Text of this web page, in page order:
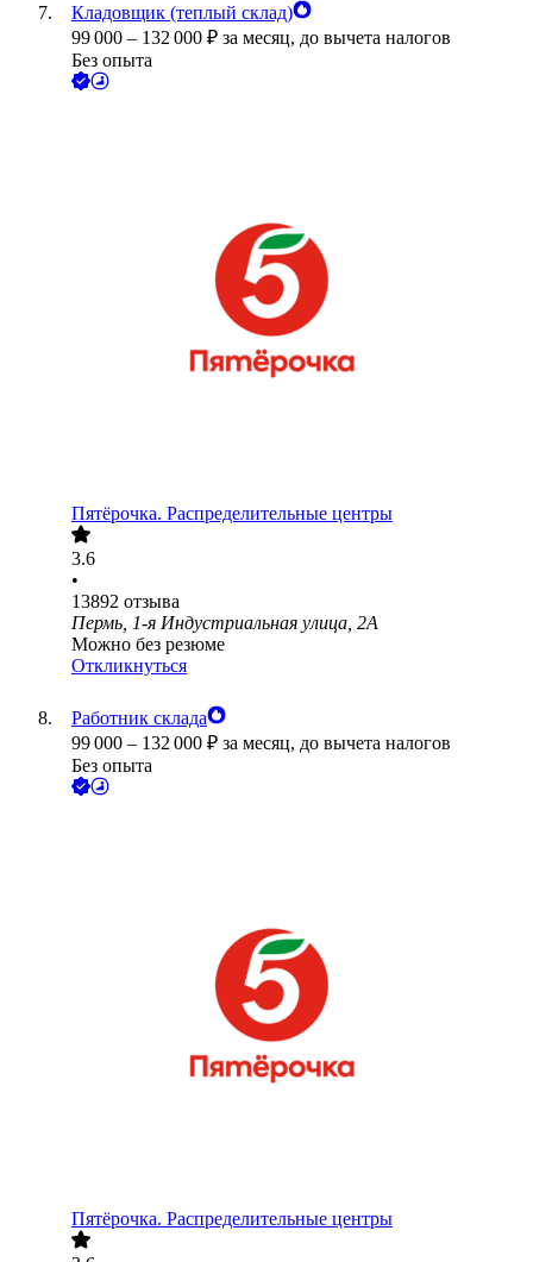
Кладовщик (теплый склад)
99 000 – 132 000 ₽ за месяц, до вычета налогов
Без опыта
Пятёрочка. Распределительные центры
3.6
•
13892 отзыва
Пермь, 1-я Индустриальная улица, 2А
Можно без резюме
Откликнуться
Работник склада
99 000 – 132 000 ₽ за месяц, до вычета налогов
Без опыта
Пятёрочка. Распределительные центры